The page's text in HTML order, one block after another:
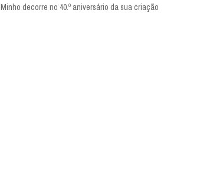
Minho decorre no 40.º aniversário da sua criação